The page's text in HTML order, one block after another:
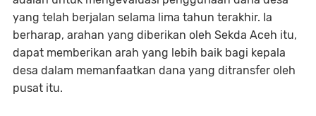
yang telah berjalan selama lima tahun terakhir. Ia
berharap, arahan yang diberikan oleh Sekda Aceh itu,
dapat memberikan arah yang lebih baik bagi kepala
desa dalam memanfaatkan dana yang ditransfer oleh
pusat itu.